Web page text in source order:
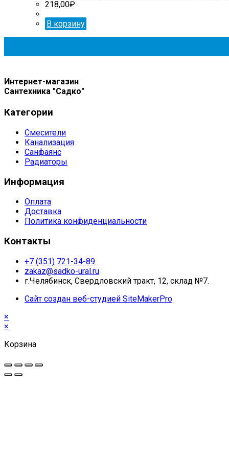
218,00₽
В корзину
Интернет-магазин
Сантехника "Садко"
Категории
Смесители
Канализация
Санфаянс
Радиаторы
Информация
Оплата
Доставка
Политика конфиденциальности
Контакты
+7 (351) 721-34-89
zakaz@sadko-ural.ru
г.Челябинск, Свердловский тракт, 12, склад №7.
Сайт создан веб-студией SiteMakerPro
×
×
Корзина